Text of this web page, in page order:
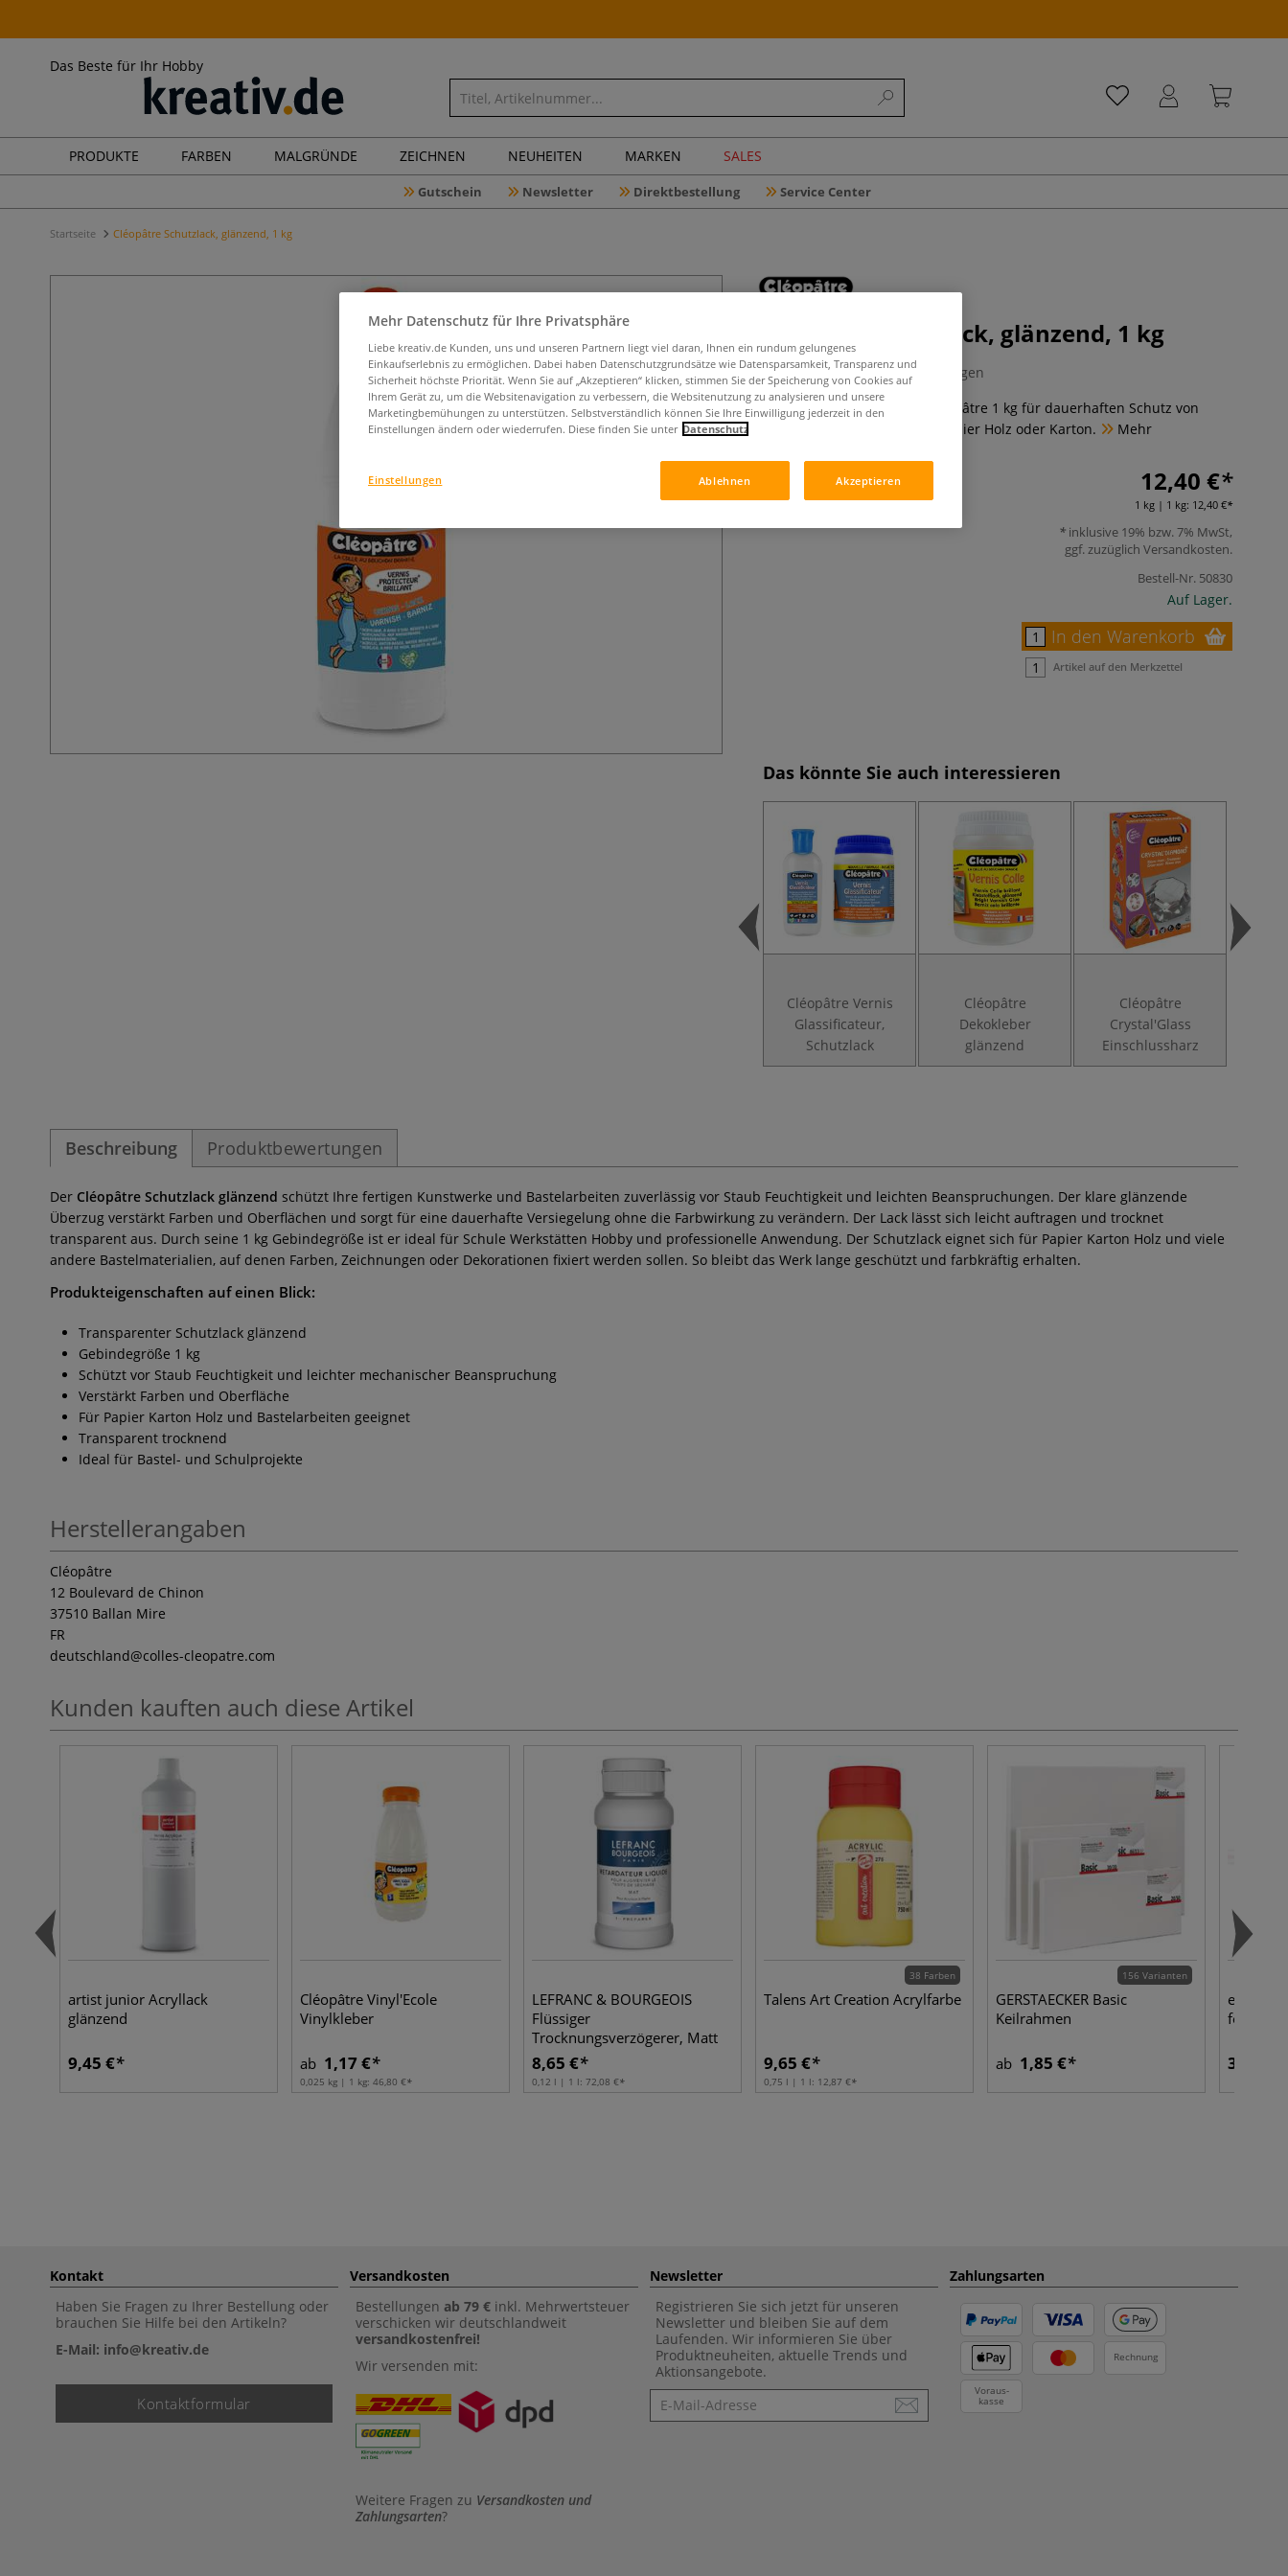
Das Beste für Ihr Hobby
PRODUKTE FARBEN MALGRÜNDE ZEICHNEN NEUHEITEN MARKEN SALES
Gutschein Newsletter Direktbestellung Service Center
Startseite Cléopâtre Schutzlack, glänzend, 1 kg
Cléopâtre Schutzlack, glänzend, 1 kg
0 Bewertungen
Glänzender Schutzlack von Cléopâtre 1 kg für dauerhaften Schutz von
Bastel- und Kunstwerken auf Papier Holz oder Karton.
Mehr
12,40 €
1 kg | 1 kg: 12,40 €
inklusive 19% bzw. 7% MwSt,
ggf. zuzüglich Versandkosten.
Bestell-Nr. 50830
Auf Lager.
In den Warenkorb
Artikel auf den Merkzettel
Das könnte Sie auch interessieren
Cléopâtre Vernis
Glassificateur,
Schutzlack
Cléopâtre
Dekokleber
glänzend
Cléopâtre
Crystal'Glass
Einschlussharz
Beschreibung Produktbewertungen
Der Cléopâtre Schutzlack glänzend schützt Ihre fertigen Kunstwerke und Bastelarbeiten zuverlässig vor Staub Feuchtigkeit und leichten Beanspruchungen. Der klare glänzende
Überzug verstärkt Farben und Oberflächen und sorgt für eine dauerhafte Versiegelung ohne die Farbwirkung zu verändern. Der Lack lässt sich leicht auftragen und trocknet
transparent aus. Durch seine 1 kg Gebindegröße ist er ideal für Schule Werkstätten Hobby und professionelle Anwendung. Der Schutzlack eignet sich für Papier Karton Holz und viele
andere Bastelmaterialien, auf denen Farben, Zeichnungen oder Dekorationen fixiert werden sollen. So bleibt das Werk lange geschützt und farbkräftig erhalten.
Produkteigenschaften auf einen Blick:
Transparenter Schutzlack glänzend
Gebindegröße 1 kg
Schützt vor Staub Feuchtigkeit und leichter mechanischer Beanspruchung
Verstärkt Farben und Oberfläche
Für Papier Karton Holz und Bastelarbeiten geeignet
Transparent trocknend
Ideal für Bastel- und Schulprojekte
Herstellerangaben
Cléopâtre
12 Boulevard de Chinon
37510 Ballan Mire
FR
deutschland@colles-cleopatre.com
Kunden kauften auch diese Artikel
artist junior Acryllack
glänzend
9,45 €
Cléopâtre Vinyl'Ecole
Vinylkleber
ab 1,17 €
0,025 kg | 1 kg: 46,80 €
LEFRANC & BOURGEOIS
Flüssiger
Trocknungsverzögerer, Matt
8,65 €
0,12 l | 1 l: 72,08 €
38 Farben
Talens Art Creation Acrylfarbe
9,65 €
0,75 l | 1 l: 12,87 €
156 Varianten
GERSTAECKER Basic
Keilrahmen
ab 1,85 €
edding®
fein, 1-2
3,30 €
Kontakt
Haben Sie Fragen zu Ihrer Bestellung oder
brauchen Sie Hilfe bei den Artikeln?
E-Mail: info@kreativ.de
Kontaktformular
Versandkosten
Bestellungen ab 79 € inkl. Mehrwertsteuer
verschicken wir deutschlandweit
versandkostenfrei!
Wir versenden mit:
Weitere Fragen zu Versandkosten und
Zahlungsarten?
Newsletter
Registrieren Sie sich jetzt für unseren
Newsletter und bleiben Sie auf dem
Laufenden. Wir informieren Sie über
Produktneuheiten, aktuelle Trends und
Aktionsangebote.
Newsletter
Zahlungsarten
Rechnung
Voraus-
kasse
Mehr Datenschutz für Ihre Privatsphäre
Liebe kreativ.de Kunden, uns und unseren Partnern liegt viel daran, Ihnen ein rundum gelungenes
Einkaufserlebnis zu ermöglichen. Dabei haben Datenschutzgrundsätze wie Datensparsamkeit, Transparenz und
Sicherheit höchste Priorität. Wenn Sie auf „Akzeptieren“ klicken, stimmen Sie der Speicherung von Cookies auf
Ihrem Gerät zu, um die Websitenavigation zu verbessern, die Websitenutzung zu analysieren und unsere
Marketingbemühungen zu unterstützen. Selbstverständlich können Sie Ihre Einwilligung jederzeit in den
Einstellungen ändern oder wiederrufen. Diese finden Sie unter Datenschutz
Ablehnen Akzeptieren
Einstellungen